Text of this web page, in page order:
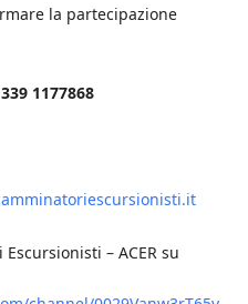
la partecipazione
1177868
– ACER su